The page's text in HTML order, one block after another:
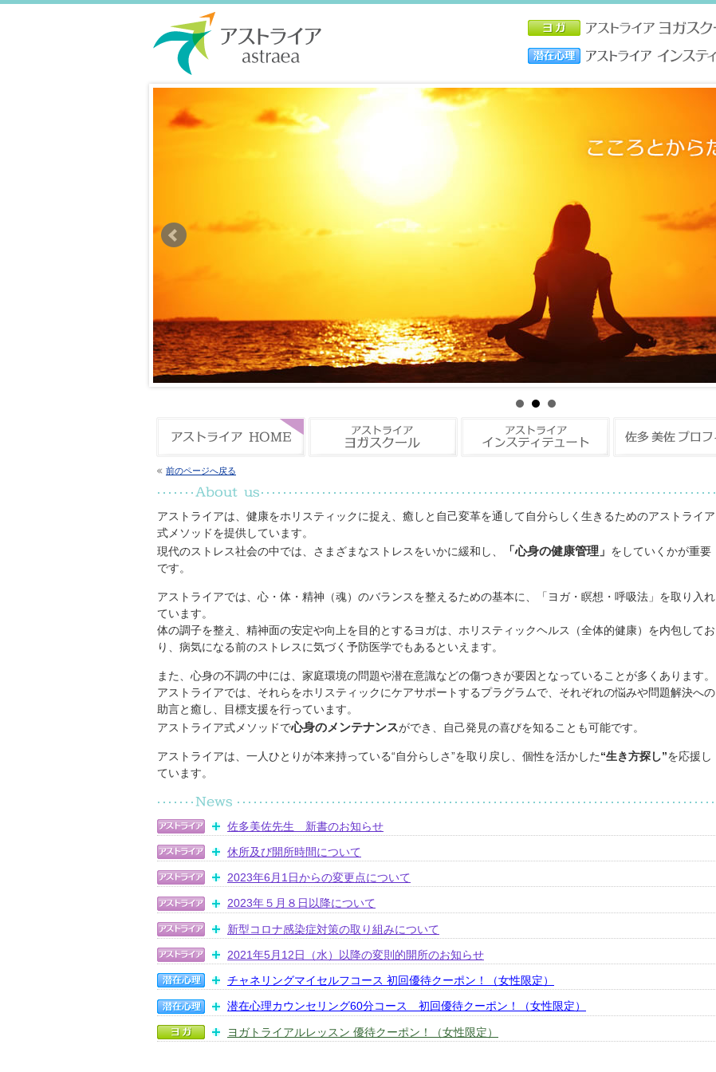
前のページへ戻る
アストライアは、健康をホリスティックに捉え、癒しと自己変革を通して自分らしく生きるためのアストライア
式メソッドを提供しています。
現代のストレス社会の中では、さまざまなストレスをいかに緩和し、
「心身の健康管理」 をしていくかが重要
です。
アストライアでは、心・体・精神（魂）のバランスを整えるための基本に、「ヨガ・瞑想・呼吸法」を取り入れ
ています。
体の調子を整え、精神面の安定や向上を目的とするヨガは、ホリスティックヘルス（全体的健康）を内包してお
り、病気になる前のストレスに気づく予防医学でもあるといえます。
また、心身の不調の中には、家庭環境の問題や潜在意識などの傷つきが要因となっていることが多くあります。
アストライアでは、それらをホリスティックにケアサポートするプラグラムで、それぞれの悩みや問題解決への
助言と癒し、目標支援を行っています。
アストライア式メソッドで心身のメンテナンスができ、自己発見の喜びを知ることも可能です。
アストライアは、一人ひとりが本来持っている“自分らしさ”を取り戻し、個性を活かした“生き方探し”を応援し
ています。
佐多美佐先生 新書のお知らせ
休所及び開所時間について
2023年6月1日からの変更点について
2023年５月８日以降について
新型コロナ感染症対策の取り組みについて
2021年5月12日（水）以降の変則的開所のお知らせ
チャネリングマイセルフコース 初回優待クーポン！（女性限定）
潜在心理カウンセリング60分コース 初回優待クーポン！（女性限定）
ヨガトライアルレッスン 優待クーポン！（女性限定）